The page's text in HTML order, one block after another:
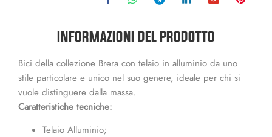
INFORMAZIONI DEL PRODOTTO
Bici della collezione Brera con telaio in alluminio da uno
stile particolare e unico nel suo genere, ideale per chi si
vuole distinguere dalla massa.
Caratteristiche tecniche:
Telaio Alluminio;